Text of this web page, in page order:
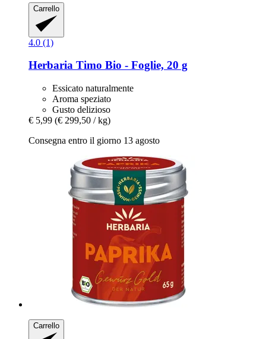
Carrello
4.0 (1)
Herbaria Timo Bio -​ Foglie, 20 g
Essicato naturalmente
Aroma speziato
Gusto delizioso
€ 5,99 (€ 299,50 / kg)
Consegna entro il giorno 13 agosto
Carrello